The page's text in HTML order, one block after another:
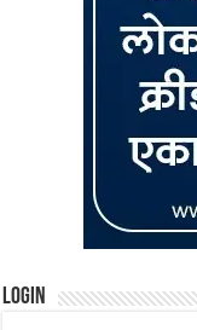
Login